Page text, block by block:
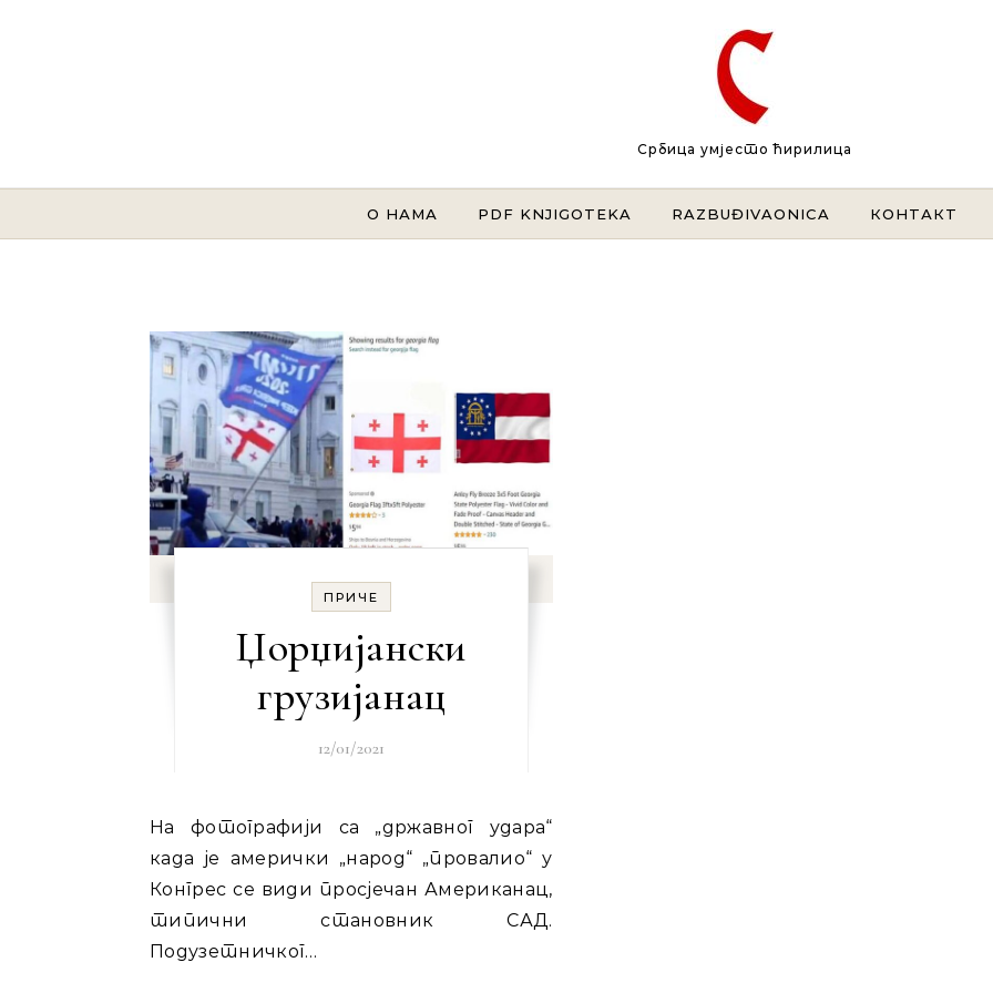
Србица умјесто ћирилица
О НАМА PDF KNJIGOTEKA RAZBUĐIVAONICA КОНТАКТ
ПРИЧЕ
Џорџијански
грузијанац
12/01/2021
На фотографији са „државног удара“
када је амерички „народ“ „провалио“ у
Конгрес се види просјечан Американац,
типични становник САД.
Подузетничког…